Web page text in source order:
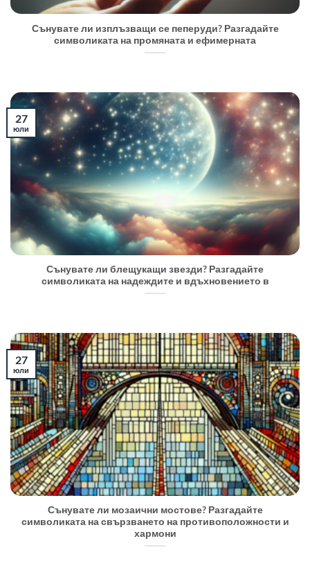
Сънувате ли изплъзващи се пеперуди? Разгадайте
символиката на промяната и ефимерната
Сънувате ли блещукащи звезди? Разгадайте
символиката на надеждите и вдъхновението в
27
юли
Сънувате ли мозаични мостове? Разгадайте
символиката на свързването на противоположности и
хармони
27
юли